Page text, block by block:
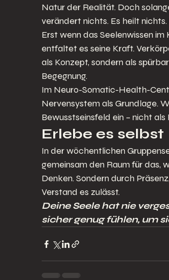
Natur der Realität. Doch
verändert nichts. Es heilt
Erst wenn das Seelenwissen
entfaltet es seine Kraft.
als Konzept, sondern als
Begegnung.
Im Neuro-Somatic-Health-
Nervensystem als Grundlage.
Bewusstseinsfeld ein – nicht
Erlebe es selbst
In der wöchentlichen
gemeinsam den Raum für das,
Denken. Sondern durch
Verstand es zulässt.
Deine Seele hat nie
sicher genug fühlen, um